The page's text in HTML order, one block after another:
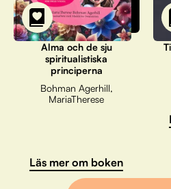
Alma och de sju
spiritualistiska
principerna
Bohman Agerhill,
MariaTherese
Läs mer om boken